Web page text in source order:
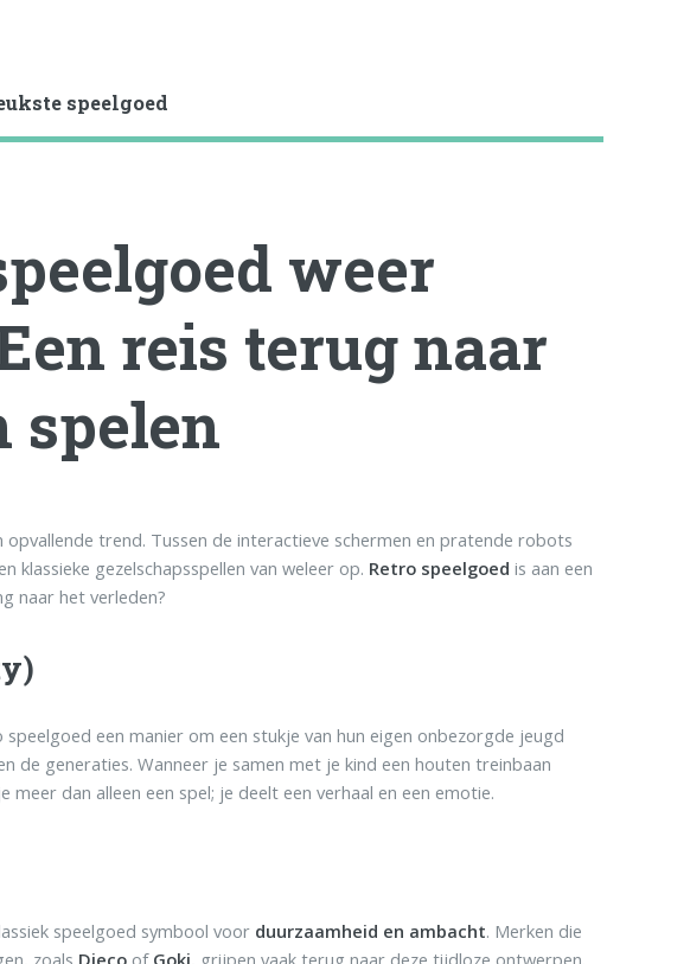
speelgoed
weer
reis terug naar
spelen
trend. Tussen de interactieve schermen en pratende robots
klassieke gezelschapsspellen van weleer op. Retro speelgoed is aan een
naar het verleden?
een manier om een stukje van hun eigen onbezorgde jeugd
de generaties. Wanneer je samen met je kind een houten treinbaan
dan alleen een spel; je deelt een verhaal en een emotie.
speelgoed symbool voor duurzaamheid en ambacht. Merken die
zoals Djeco of Goki, grijpen vaak terug naar deze tijdloze ontwerpen.